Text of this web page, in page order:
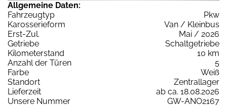
Allgemeine Daten:
Fahrzeugtyp
Pkw
Karosserieform
Van / Kleinbus
Erst-Zul.
Mai / 2026
Getriebe
Schaltgetriebe
Kilometerstand
10 km
Anzahl der Türen
5
Farbe
Weiß
Standort
Zentrallager
Lieferzeit
ab ca. 18.08.2026
Unsere Nummer
GW-ANO2167